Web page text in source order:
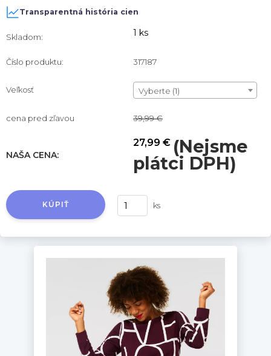
Transparentná história cien
Skladom: 1 ks
Číslo produktu: 317187
Veľkosť Vyberte (1)
cena pred zľavou 39,99 €
NAŠA CENA:
27,99 € (Nejsme
plátci DPH)
ks
KÚPIŤ